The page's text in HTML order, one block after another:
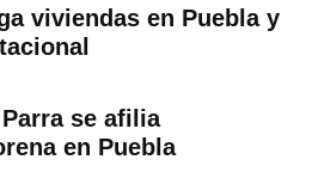
viviendas en Puebla y
se afilia
en Puebla